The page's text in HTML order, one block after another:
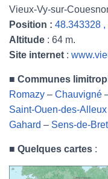
Vieux-Vy-sur-
Position : 48.343328
Altitude : 64 m.
Site internet :
■ Communes
Romazy – Chauvigné
Saint-Ouen-des-Alleux
Gahard – Sens-de-
■ Quelques cartes :